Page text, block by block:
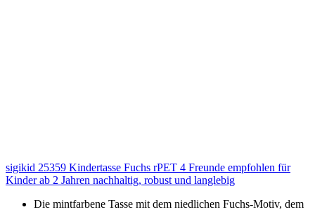
sigikid 25359 Kindertasse Fuchs rPET 4 Freunde empfohlen für
Kinder ab 2 Jahren nachhaltig, robust und langlebig
Die mintfarbene Tasse mit dem niedlichen Fuchs-Motiv, dem